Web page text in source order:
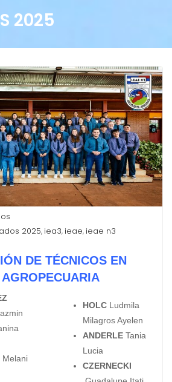
2025
2025, iea3, ieae, ieae n3
DE TÉCNICOS EN
Melani
HOLC Ludmila
Milagros Ayelen
ANDERLE Tania
Lucia
CZERNECKI